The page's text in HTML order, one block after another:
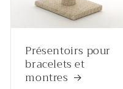
Présentoirs pour
bracelets et
montres